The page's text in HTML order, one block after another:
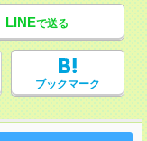
LINEで送る
ブックマーク